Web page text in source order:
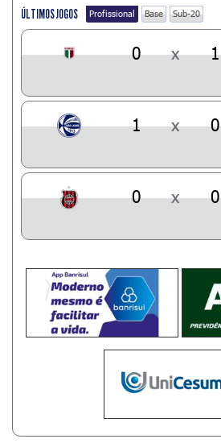
ÚLTIMOS JOGOS Profissional Base Sub-20
0 x 1
1 x 0
0 x 0